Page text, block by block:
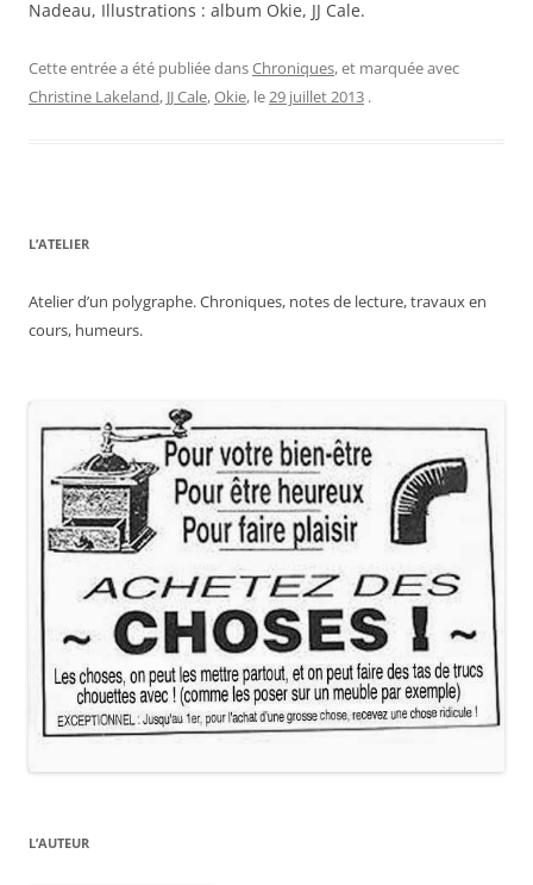
Nadeau, Illustrations : album Okie, JJ Cale.
Cette entrée a été publiée dansChroniques, et marquée avec
Christine Lakeland, JJ Cale,Okie, le29 juillet 2013 .
L’ATELIER
Atelier d’un polygraphe. Chroniques, notes de lecture, travaux en
cours, humeurs.
L’AUTEUR